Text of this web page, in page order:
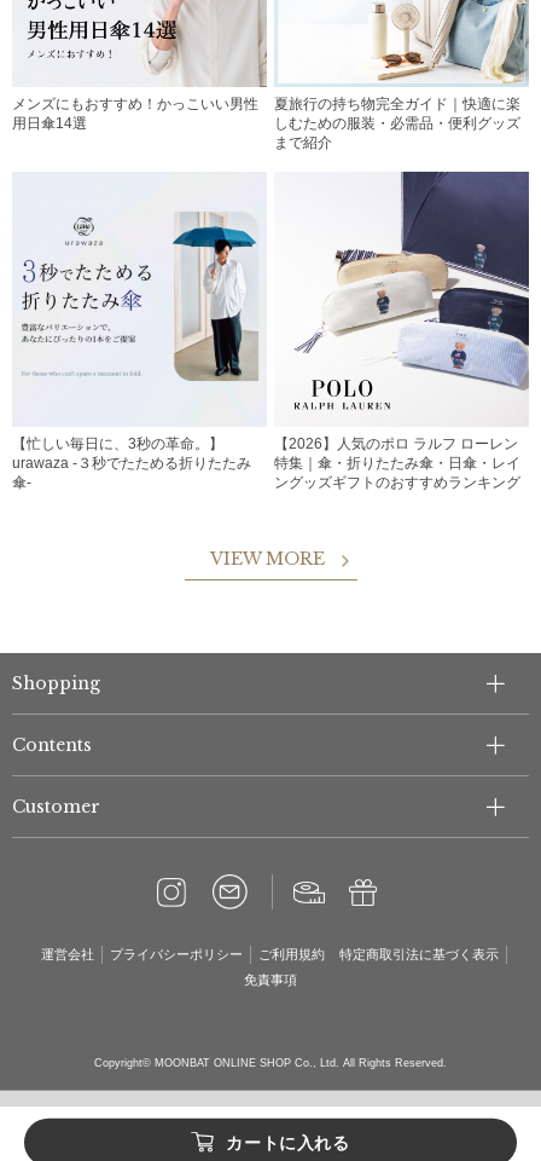
カートに入れる
メンズにもおすすめ！かっこいい男性
用日傘14選
夏旅行の持ち物完全ガイド｜快適に楽
しむための服装・必需品・便利グッズ
まで紹介
【忙しい毎日に、3秒の革命。】
urawaza -３秒でたためる折りたたみ
傘-
【2026】人気のポロ ラルフ ローレン
特集｜傘・折りたたみ傘・日傘・レイ
ングッズギフトのおすすめランキング
VIEW MORE
Shopping
Contents
Customer
運営会社 プライバシーポリシー ご利用規約
特定商取引法に基づく表示
免責事項
Copyright© MOONBAT ONLINE SHOP Co., Ltd. All Rights Reserved.